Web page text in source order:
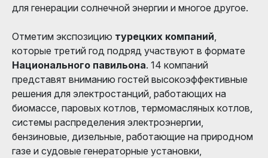
для генерации солнечной энергии и многое другое.
Отметим экспозицию турецких компаний
которые третий год подряд участвуют в формате
Национального павильона. 14 компаний
представят вниманию гостей высокоэффективные
решения для электростанций, работающих на
биомассе, паровых котлов, термомасляных котлов,
системы распределения электроэнергии,
бензиновые, дизельные, работающие на природном
газе и судовые генераторные установки,